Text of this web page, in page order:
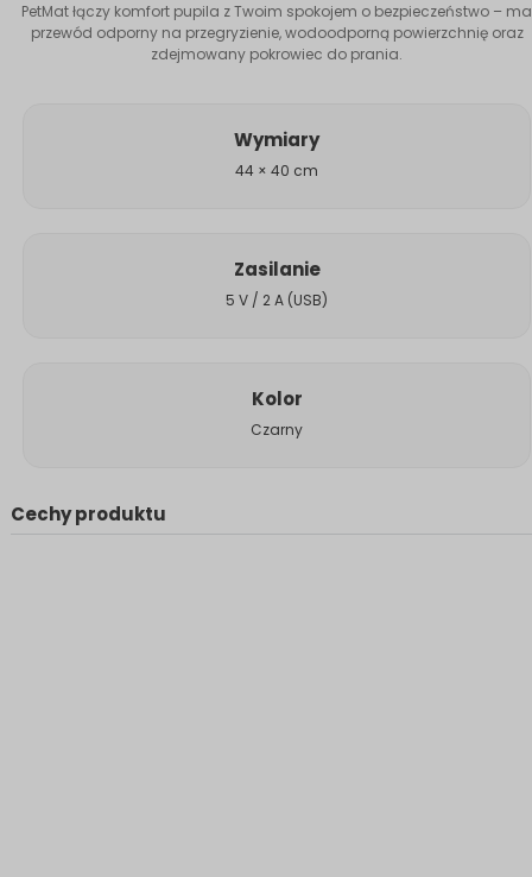
PetMat łączy komfort pupila z Twoim spokojem o bezpieczeństwo – ma
przewód odporny na przegryzienie, wodoodporną powierzchnię oraz
zdejmowany pokrowiec do prania.
Wymiary
44 × 40 cm
Zasilanie
5 V / 2 A (USB)
Kolor
Czarny
Cechy produktu